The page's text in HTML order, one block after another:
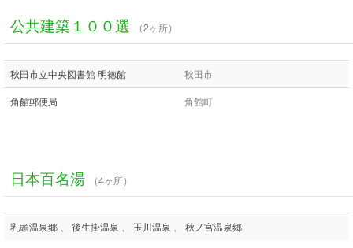
公共建築１００選 （2ヶ所）
秋田市立中央図書館 明徳館 秋田市
角館郵便局 角館町
日本百名湯 （4ヶ所）
乳頭温泉郷 、 後生掛温泉 、 玉川温泉 、 秋ノ宮温泉郷